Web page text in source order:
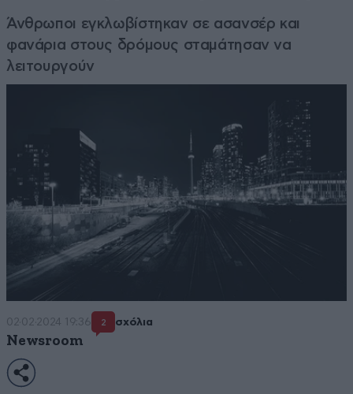
Άνθρωποι εγκλωβίστηκαν σε ασανσέρ και
φανάρια στους δρόμους σταμάτησαν να
λειτουργούν
02·02·2024 19:36 2 σχόλια
Newsroom